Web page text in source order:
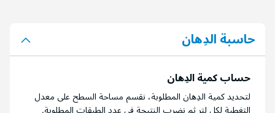
حاسبة الدِهان
حساب كمية الدِهان
لتحديد كمية الدِهان المطلوبة، نقسم مساحة السطح على معدل